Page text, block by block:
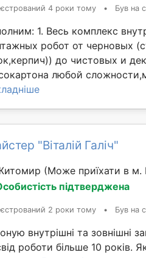
4 роки тому • Був на
1. Весь комплекс
робот от черновых
до чистовых и
любой
"Віталій Галіч"
(Може приїхати в м.
підтверджена
2 роки тому • Був на
внутрішні та зовнішні
роботи більше 10 років.